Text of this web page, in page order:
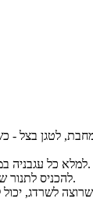
למלא כל עגבניה במילוי, לא לדחוס, להניח בתבנית מתאימה.
להכניס לתנור שחומם מראש ל-180 מעלות לשעה בערך.
לשרדג,